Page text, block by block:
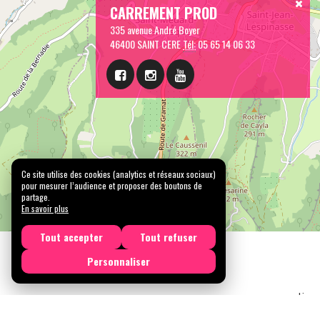
CARREMENT PROD
335 avenue André Boyer
46400 SAINT CERETél:05 65 14 06 33
Ce site utilise des cookies (analytics et réseaux sociaux)
pour mesurer l’audience et proposer des boutons de
partage.
En savoir plus
Tout accepter
Tout refuser
Personnaliser